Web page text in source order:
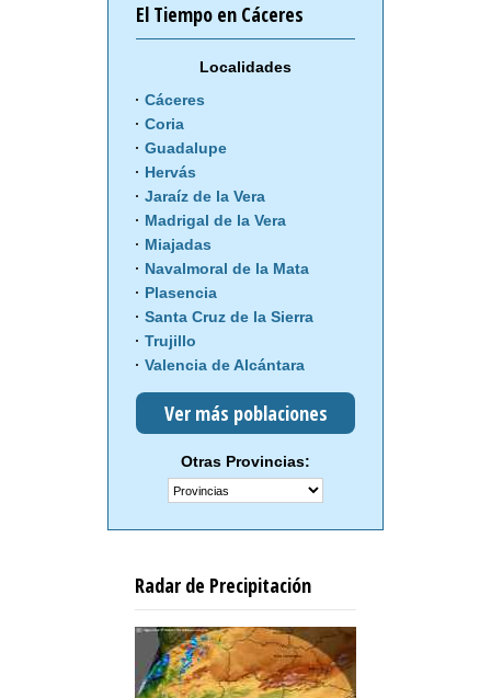
El Tiempo en Cáceres
Localidades
Cáceres
Coria
Guadalupe
Hervás
Jaraíz de la Vera
Madrigal de la Vera
Miajadas
Navalmoral de la Mata
Plasencia
Santa Cruz de la Sierra
Trujillo
Valencia de Alcántara
Ver más poblaciones
Otras Provincias:
Radar de Precipitación